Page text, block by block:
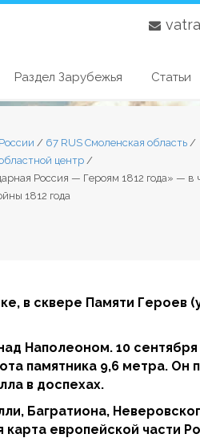
Раздел Зарубежья Статьи
/ 67 RUS Смоленская область /
центр/
Россия — Героям 1812 года» — в
1812 года
в сквере Памяти Героев
Наполеоном. 10 сентября
памятника 9,6 метра. Он
в доспехах.
Багратиона,
европейской части